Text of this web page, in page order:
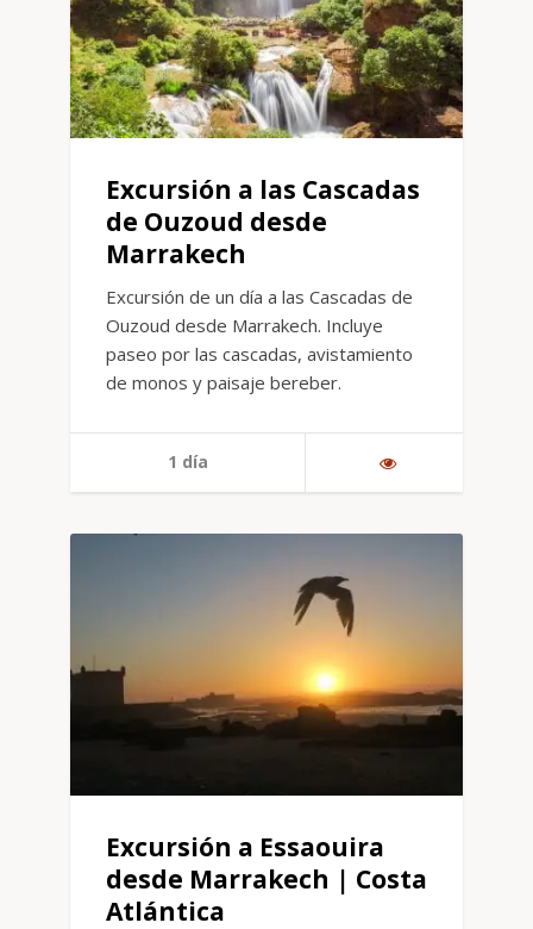
Excursión a las Cascadas
de Ouzoud desde
Marrakech
Excursión de un día a las Cascadas de
Ouzoud desde Marrakech. Incluye
paseo por las cascadas, avistamiento
de monos y paisaje bereber.
1 día
Excursión a Essaouira
desde Marrakech | Costa
Atlántica